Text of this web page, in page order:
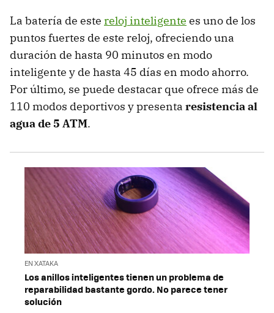
La batería de este reloj inteligente es uno de los
puntos fuertes de este reloj, ofreciendo una
duración de hasta 90 minutos en modo
inteligente y de hasta 45 días en modo ahorro.
Por último, se puede destacar que ofrece más de
110 modos deportivos y presenta resistencia al
agua de 5 ATM.
EN XATAKA
Los anillos inteligentes tienen un problema de
reparabilidad bastante gordo. No parece tener
solución